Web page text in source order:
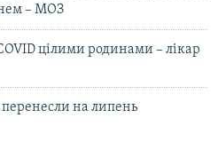
– МОЗ
цілими родинами – лікар
на липень